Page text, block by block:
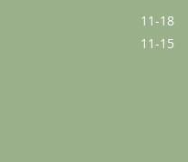
11-18
11-15